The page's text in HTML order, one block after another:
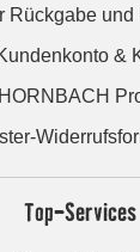
Rückgabe
&
Top-Services